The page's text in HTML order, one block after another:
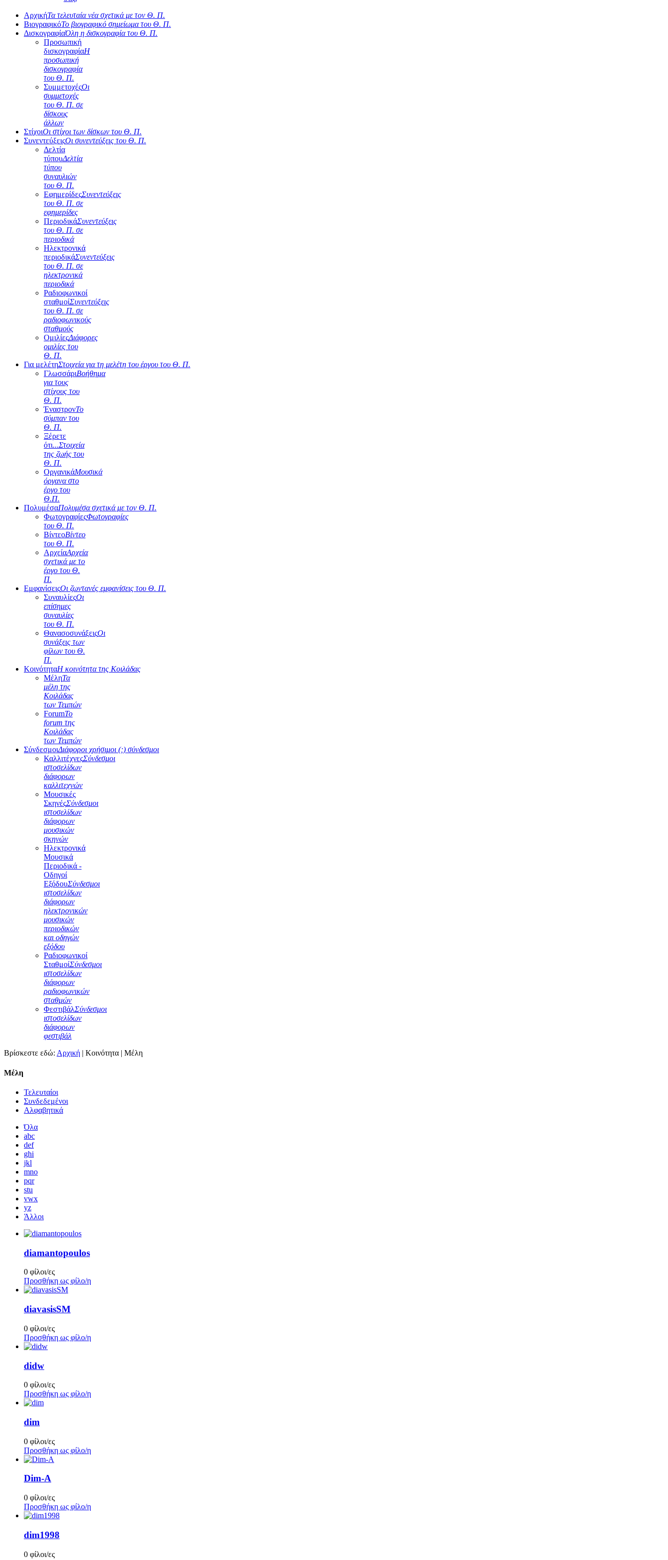
ΑρχικήΤα τελευταία νέα σχετικά με τον Θ. Π.
ΒιογραφικόΤο βιογραφικό σημείωμα του Θ. Π.
ΔισκογραφίαΌλη η δισκογραφία του Θ. Π.
Προσωπική
δισκογραφίαΗ
προσωπική
δισκογραφία
του Θ. Π.
ΣυμμετοχέςΟι
συμμετοχές
του Θ. Π. σε
δίσκους
άλλων
ΣτίχοιΟι στίχοι των δίσκων του Θ. Π.
ΣυνεντεύξειςΟι συνεντεύξεις του Θ. Π.
Δελτία
τύπουΔελτία
τύπου
συναυλιών
του Θ. Π.
ΕφημερίδεςΣυνεντεύξεις
του Θ. Π. σε
εφημερίδες
ΠεριοδικάΣυνεντεύξεις
του Θ. Π. σε
περιοδικά
Ηλεκτρονικά
περιοδικάΣυνεντεύξεις
του Θ. Π. σε
ηλεκτρονικά
περιοδικά
Ραδιοφωνικοί
σταθμοίΣυνεντεύξεις
του Θ. Π. σε
ραδιοφωνικούς
σταθμούς
ΟμιλίεςΔιάφορες
ομιλίες του
Θ. Π.
Για μελέτηΣτοιχεία για τη μελέτη του έργου του Θ. Π.
ΓλωσσάριΒοήθημα
για τους
στίχους του
Θ. Π.
ΈναστρονΤο
σύμπαν του
Θ. Π.
Ξέρετε
ότι...Στοιχεία
της ζωής του
Θ. Π.
ΟργανικάΜουσικά
όργανα στο
έργο του
Θ.Π.
ΠολυμέσαΠολυμέσα σχετικά με τον Θ. Π.
ΦωτογραφίεςΦωτογραφίες
του Θ. Π.
ΒίντεοΒίντεο
του Θ. Π.
ΑρχείαΑρχεία
σχετικά με το
έργο του Θ.
Π.
ΕμφανίσειςΟι ζωντανές εμφανίσεις του Θ. Π.
ΣυναυλίεςΟι
επίσημες
συναυλίες
του Θ. Π.
ΘανασοσυνάξειςΟι
συνάξεις των
φίλων του Θ.
Π.
ΚοινότηταΗ κοινότητα της Κοιλάδας
ΜέληΤα
μέλη της
Κοιλάδας
των Τεμπών
ForumΤο
forum της
Κοιλάδας
των Τεμπών
ΣύνδεσμοιΔιάφοροι χρήσιμοι (;) σύνδεσμοι
ΚαλλιτέχνεςΣύνδεσμοι
ιστοσελίδων
διάφορων
καλλιτεχνών
Μουσικές
ΣκηνέςΣύνδεσμοι
ιστοσελίδων
διάφορων
μουσικών
σκηνών
Ηλεκτρονικά
Μουσικά
Περιοδικά -
Οδηγοί
ΕξόδουΣύνδεσμοι
ιστοσελίδων
διάφορων
ηλεκτρονικών
μουσικών
περιοδικών
και οδηγών
εξόδου
Ραδιοφωνικοί
ΣταθμοίΣύνδεσμοι
ιστοσελίδων
διάφορων
ραδιοφωνικών
σταθμών
ΦεστιβάλΣύνδεσμοι
ιστοσελίδων
διάφορων
φεστιβάλ
Βρίσκεστε εδώ: Αρχική | Κοινότητα | Μέλη
Μέλη
Τελευταίοι
Συνδεδεμένοι
Αλφαβητικά
Όλα
abc
def
ghi
jkl
mno
pqr
stu
vwx
yz
Άλλοι
diamantopoulos
0 φίλοι/ες
Προσθήκη ως φίλο/η
diavasisSM
0 φίλοι/ες
Προσθήκη ως φίλο/η
didw
0 φίλοι/ες
Προσθήκη ως φίλο/η
dim
0 φίλοι/ες
Προσθήκη ως φίλο/η
Dim-A
0 φίλοι/ες
Προσθήκη ως φίλο/η
dim1998
0 φίλοι/ες